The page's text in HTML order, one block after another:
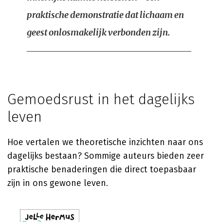
praktische demonstratie dat lichaam en
geest onlosmakelijk verbonden zijn.
Gemoedsrust in het dagelijks
leven
Hoe vertalen we theoretische inzichten naar ons
dagelijks bestaan? Sommige auteurs bieden zeer
praktische benaderingen die direct toepasbaar
zijn in ons gewone leven.